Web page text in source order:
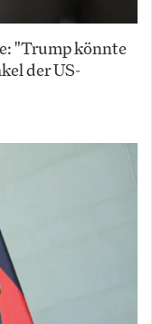
"Trump könnte
der US-